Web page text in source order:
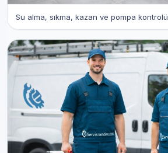
Su alma, sıkma, kazan ve pompa kontrolü